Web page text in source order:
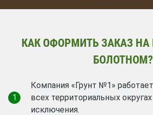
КАК ОФОРМИТЬ ЗАКАЗ НА
БОЛОТНОМ?
1
Компания «Грунт №1»
всех территориальных
исключения.